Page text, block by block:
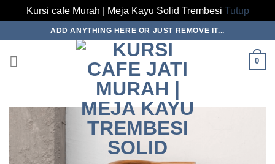
Kursi cafe Murah | Meja Kayu Solid Trembesi Tutup
content
ADD ANYTHING HERE OR JUST REMOVE IT...
0